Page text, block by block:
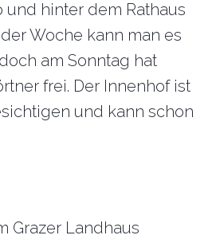
und hinter dem Rathaus
Woche kann man es
am Sonntag hat
frei. Der Innenhof ist
und kann schon